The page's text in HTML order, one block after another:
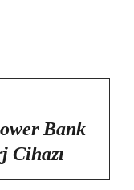
Bank
Cihazı